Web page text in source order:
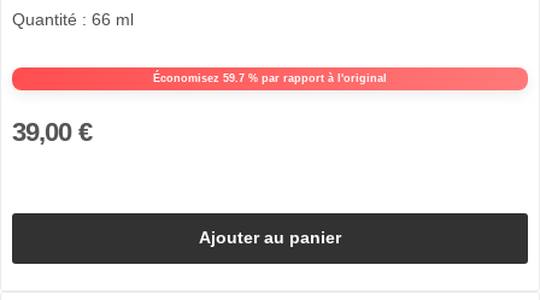
Économisez 59.7 % par rapport à l'original
Quantité : 66 ml
39,00 €
Ajouter au panier